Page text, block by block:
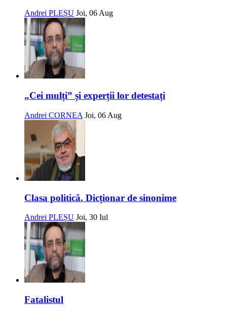
Andrei PLEȘU Joi, 06 Aug
„Cei mulți” și experții lor detestați
Andrei CORNEA Joi, 06 Aug
Clasa politică. Dicționar de sinonime
Andrei PLEȘU Joi, 30 Iul
Fatalistul